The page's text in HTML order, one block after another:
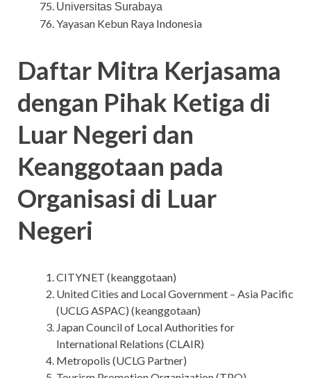
Universitas Surabaya
Yayasan Kebun Raya Indonesia
Daftar Mitra Kerjasama
dengan Pihak Ketiga di
Luar Negeri dan
Keanggotaan pada
Organisasi di Luar
Negeri
CITYNET (keanggotaan)
United Cities and Local Government – Asia Pacific
(UCLG ASPAC) (keanggotaan)
Japan Council of Local Authorities for
International Relations (CLAIR)
Metropolis (UCLG Partner)